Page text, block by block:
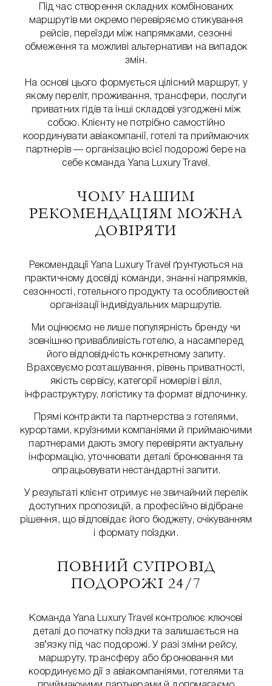
Під час створення складних комбінованих
маршрутів ми окремо перевіряємо стикування
рейсів, переїзди між напрямками, сезонні
обмеження та можливі альтернативи на випадок
змін.
На основі цього формується цілісний маршрут, у
якому переліт, проживання, трансфери, послуги
приватних гідів та інші складові узгоджені між
собою. Клієнту не потрібно самостійно
координувати авіакомпанії, готелі та приймаючих
партнерів — організацію всієї подорожі бере на
себе команда Yana Luxury Travel.
ЧОМУ НАШИМ
РЕКОМЕНДАЦІЯМ МОЖНА
ДОВІРЯТИ
Рекомендації Yana Luxury Travel ґрунтуються на
практичному досвіді команди, знанні напрямків,
сезонності, готельного продукту та особливостей
організації індивідуальних маршрутів.
Ми оцінюємо не лише популярність бренду чи
зовнішню привабливість готелю, а насамперед
його відповідність конкретному запиту.
Враховуємо розташування, рівень приватності,
якість сервісу, категорії номерів і вілл,
інфраструктуру, логістику та формат відпочинку.
Прямі контракти та партнерства з готелями,
курортами, круїзними компаніями й приймаючими
партнерами дають змогу перевіряти актуальну
інформацію, уточнювати деталі бронювання та
опрацьовувати нестандартні запити.
У результаті клієнт отримує не звичайний перелік
доступних пропозицій, а професійно відібране
рішення, що відповідає його бюджету, очікуванням
і формату поїздки.
ПОВНИЙ СУПРОВІД
ПОДОРОЖІ 24/7
Команда Yana Luxury Travel контролює ключові
деталі до початку поїздки та залишається на
зв’язку під час подорожі. У разі зміни рейсу,
маршруту, трансферу або бронювання ми
координуємо дії з авіакомпаніями, готелями та